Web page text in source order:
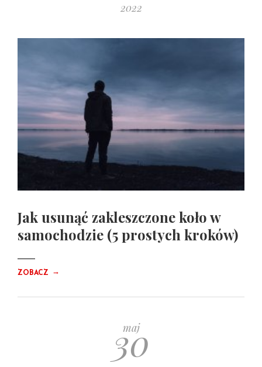
2022
Jak usunąć zakleszczone koło w
samochodzie (5 prostych kroków)
ZOBACZ →
maj
30